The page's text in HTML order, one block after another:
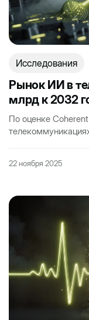
Исследования
Рынок ИИ в
млрд к 2032
По оценке
22 ноября 2025